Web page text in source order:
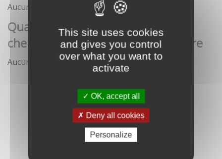
This site uses cookies
and gives you control
over what you want to
activate
OK, accept all
Deny all cookies
Personalize
Aucune démarche pour le moment
Qualification des enseignants-
chercheurs en écoles d'architecture
Aucune démarche pour le moment